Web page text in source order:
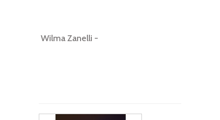
Wilma Zanelli -